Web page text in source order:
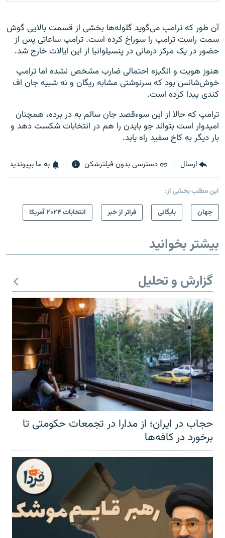
آن طور که ترامپ می‌گوید گلوله‌ها بخشی از قسمت بالایی گوش
سمت راست ترامپ را سوراخ کرده است. ترامپ ساعاتی پس از
حضور در یک مرکز درمانی در پنسیلوانیا از این ایالات خارج شد.
هنوز هویت و انگیزه احتمالی ضارب مشخص نشده اما ترامپ
خوش‌شانس بود که سرنوشتی مشابه ریگان و نه شبیه جان اف
کندی پیدا کرده است.
ترامپ که حالا از این سوءقصد جان سالم به در برده، همچنان
امیدوار است بتواند جو بایدن را هم در انتخابات شکست دهد و
بار دیگر به کاخ سفید راه یابد.
ارسال دسترسی بدون فیلترشکن به ما بپیوندید
این مطلب بخشی از:
جهان
بایگانی فراتر از خبر انتخابات ۲۰۲۴ آمریکا
بیشتر بخوانید
گزارش و تحلیل
حجاب در ایران؛ از مدارا در تجمعات حکومتی تا
برخورد در کافه‌ها